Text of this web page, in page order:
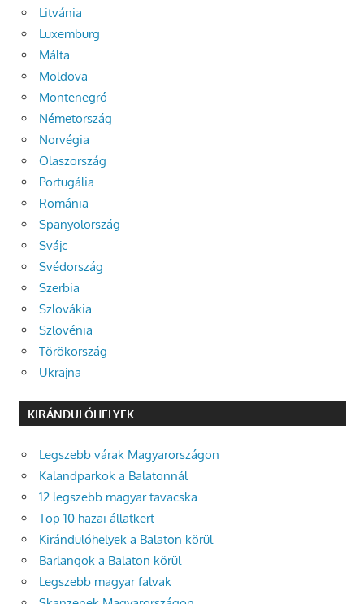
Litvánia
Luxemburg
Málta
Moldova
Montenegró
Németország
Norvégia
Olaszország
Portugália
Románia
Spanyolország
Svájc
Svédország
Szerbia
Szlovákia
Szlovénia
Törökország
Ukrajna
KIRÁNDULÓHELYEK
Legszebb várak Magyarországon
Kalandparkok a Balatonnál
12 legszebb magyar tavacska
Top 10 hazai állatkert
Kirándulóhelyek a Balaton körül
Barlangok a Balaton körül
Legszebb magyar falvak